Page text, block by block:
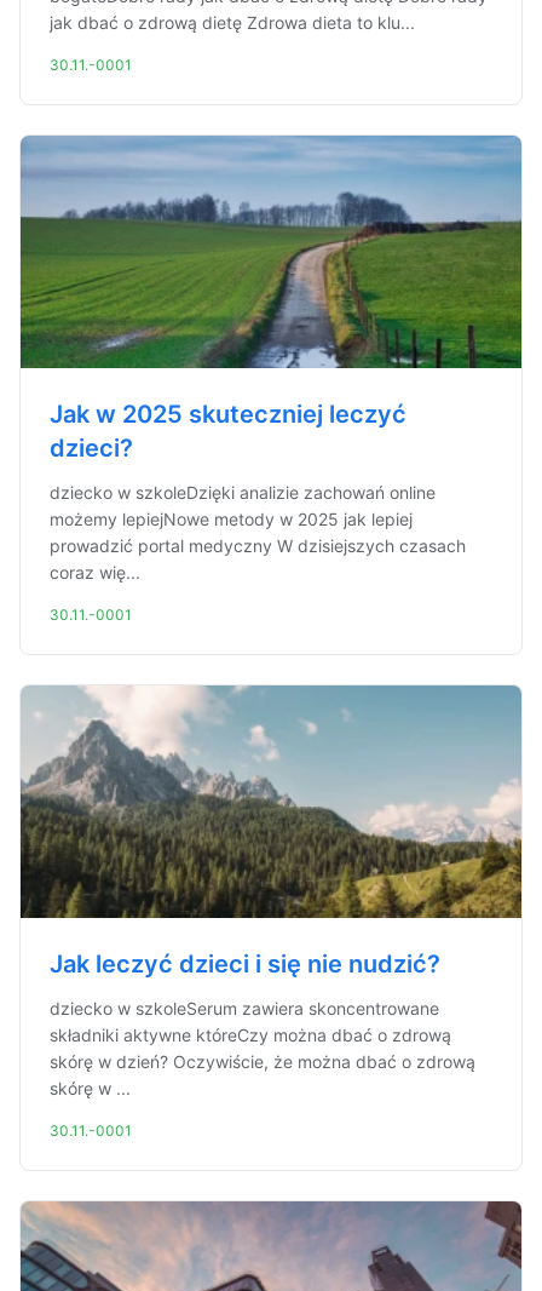
jak dbać o zdrową dietę Zdrowa dieta to klu...
30.11.-0001
Jak w 2025 skuteczniej leczyć
dzieci?
dziecko w szkoleDzięki analizie zachowań online
możemy lepiejNowe metody w 2025 jak lepiej
prowadzić portal medyczny W dzisiejszych czasach
coraz wię...
30.11.-0001
Jak leczyć dzieci i się nie nudzić?
dziecko w szkoleSerum zawiera skoncentrowane
składniki aktywne któreCzy można dbać o zdrową
skórę w dzień? Oczywiście, że można dbać o zdrową
skórę w ...
30.11.-0001